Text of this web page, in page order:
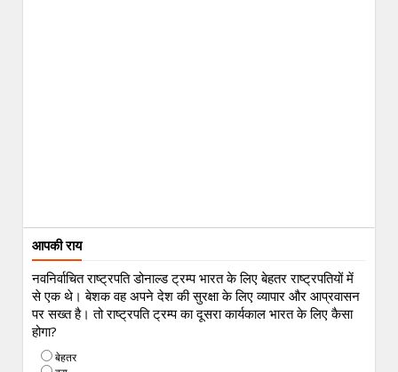
आपकी राय
नवनिर्वाचित राष्ट्रपति डोनाल्ड ट्रम्प भारत के लिए बेहतर राष्ट्रपतियों में
से एक थे। बेशक वह अपने देश की सुरक्षा के लिए व्यापार और आप्रवासन
पर सख्त है। तो राष्ट्रपति ट्रम्प का दूसरा कार्यकाल भारत के लिए कैसा
होगा?
बेहतर